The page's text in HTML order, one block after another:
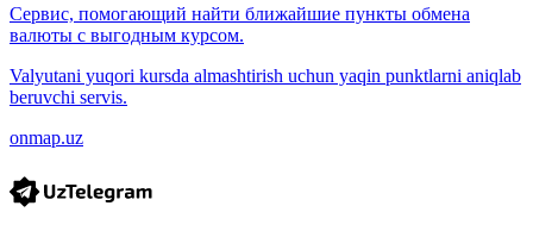
Сервис, помогающий найти ближайшие пункты обмена
валюты с выгодным курсом.
Valyutani yuqori kursda almashtirish uchun yaqin punktlarni aniqlab
beruvchi servis.
onmap.uz